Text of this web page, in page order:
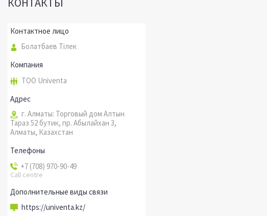
Болатбаев Тілек
ТОО Univenta
г. Алматы: Торговый дом Алтын
Тараз 52 бутик, пр. Абылайхан 3,
Алматы, Казахстан
+7 (708) 970-90-49
Call centre
https://univenta.kz/